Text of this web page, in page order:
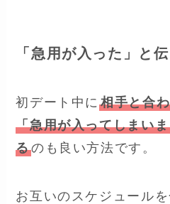
「急用が入った」と
初デート中に相手と合
「急用が入ってしまい
るのも良い方法です。
お互いのスケジュール